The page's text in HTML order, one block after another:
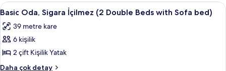
tüm
fotoğrafları
görün
Yatak,
İçilmez
hakkında
fazla
detay
Basic
Oda,
Sigara
İçilmez
(2
Double
1 yatak odası, yastık yüzeyli yatak,
5
Basic Oda, Sigara İçilmez (2 Double Beds with Sofa bed)
39 metre kare
6 kişilik
2 çift Kişilik Yatak
Daha çok detay
Basic